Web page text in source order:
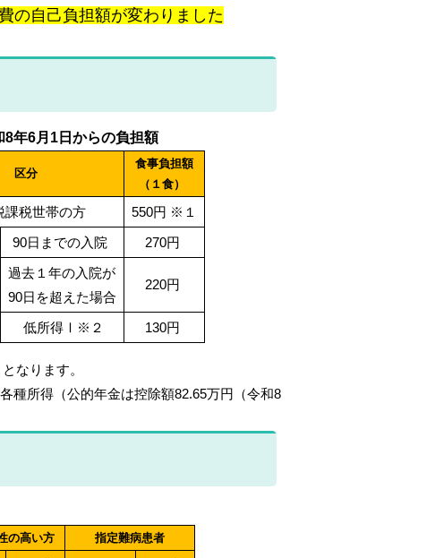
の自己負担額が変わりました
8年6月1日からの負担額
区分
食事負担額
（１食）
課税世帯の方 550円 ※１
90日までの入院
270円
過去１年の入院が
90日を超えた場合
220円
低所得Ⅰ※２ 130円
なります。
種所得（公的年金は控除額82.65万円（令和8
の高い方 指定難病患者